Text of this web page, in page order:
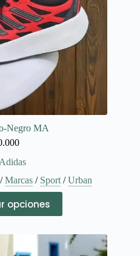
Negro MA
Adidas
Marcas/ Sport/Urban
opciones